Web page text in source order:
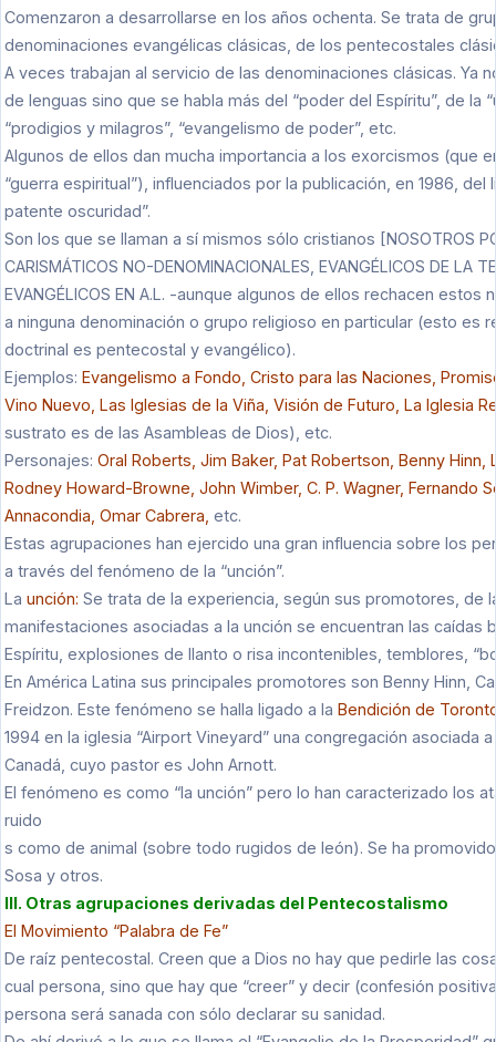
Comenzaron a desarrollarse en los años ochenta. Se trata de
denominaciones evangélicas clásicas, de los pentecostales
A veces trabajan al servicio de las denominaciones clásicas. Ya
de lenguas sino que se habla más del “poder del Espíritu”, de la
“prodigios y milagros”, “evangelismo de poder”, etc.
Algunos de ellos dan mucha importancia a los exorcismos (que
“guerra espiritual”), influenciados por la publicación, en 1986, del
patente oscuridad”.
Son los que se llaman a sí mismos sólo cristianos [NOSOTROS
CARISMÁTICOS NO-DENOMINACIONALES, EVANGÉLICOS DE LA
EVANGÉLICOS EN A.L. -aunque algunos de ellos rechacen
a ninguna denominación o grupo religioso en particular (esto es
doctrinal es pentecostal y evangélico).
Ejemplos: Evangelismo a Fondo, Cristo para las Naciones,
Vino Nuevo, Las Iglesias de la Viña, Visión de Futuro, La Iglesia
sustrato es de las Asambleas de Dios), etc.
Personajes: Oral Roberts, Jim Baker, Pat Robertson, Benny Hinn,
Rodney Howard-Browne, John Wimber, C. P. Wagner, Fernando
Annacondia, Omar Cabrera, etc.
Estas agrupaciones han ejercido una gran influencia sobre los
a través del fenómeno de la “unción”.
La unción: Se trata de la experiencia, según sus promotores, de
manifestaciones asociadas a la unción se encuentran las caídas
Espíritu, explosiones de llanto o risa incontenibles, temblores,
En América Latina sus principales promotores son Benny Hinn,
Freidzon. Este fenómeno se halla ligado a la Bendición de
1994 en la iglesia “Airport Vineyard” una congregación asociada
Canadá, cuyo pastor es John Arnott.
El fenómeno es como “la unción” pero lo han caracterizado los
ruido
s como de animal (sobre todo rugidos de león). Se ha
Sosa y otros.
III. Otras agrupaciones derivadas del Pentecostalismo
El Movimiento “Palabra de Fe”
De raíz pentecostal. Creen que a Dios no hay que pedirle las
cual persona, sino que hay que “creer” y decir (confesión
persona será sanada con sólo declarar su sanidad.